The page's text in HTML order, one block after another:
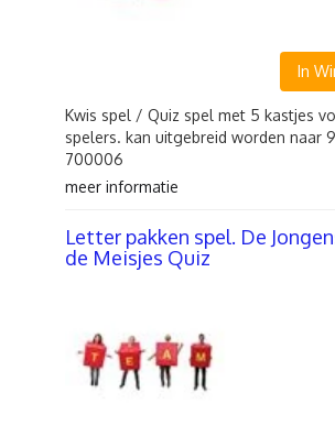
In
Kwis spel / Quiz spel met 5 kastjes
spelers. kan uitgebreid worden naar
700006
meer informatie
Letter pakken spel. De
de Meisjes Quiz